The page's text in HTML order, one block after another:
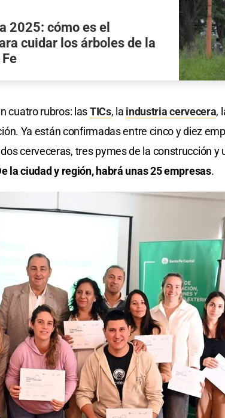
2025: cómo es el
cuidar los árboles de la
cuatro rubros: lasTICs, la industria cervecera,
Ya están confirmadas entre cinco y diez
cerveceras, tres pymes de la construcción y
la ciudad y región, habrá unas 25 empresas.